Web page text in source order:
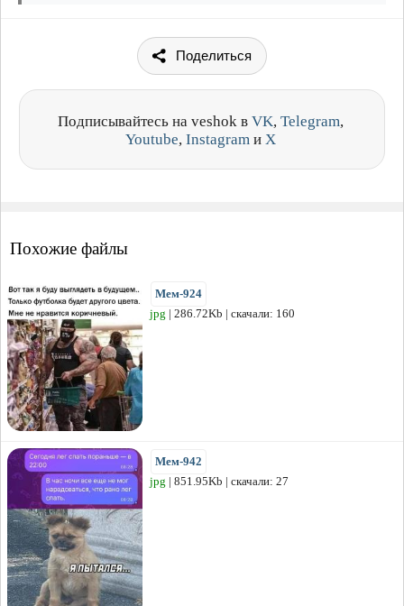
Поделиться
Подписывайтесь на veshok в VK, Telegram,
Youtube, Instagram и X
Похожие файлы
Мем-924
jpg | 286.72Kb | скачали: 160
Мем-942
jpg | 851.95Kb | скачали: 27